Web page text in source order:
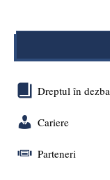
Dreptul în
Cariere
Parteneri